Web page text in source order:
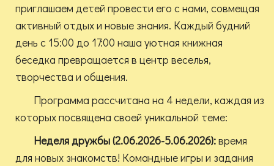
приглашаем детей провести его с нами, совмещая
активный отдых и новые знания. Каждый будний
день с 15:00 до 17:00 наша уютная книжная
беседка превращается в центр веселья,
творчества и общения.
Программа рассчитана на 4 недели, каждая из
которых посвящена своей уникальной теме:
Неделя дружбы (2.06.2026-5.06.2026):время
для новых знакомств! Командные игры и задания